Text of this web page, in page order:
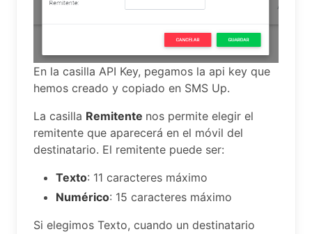
En la casilla API Key, pegamos la api key que
hemos creado y copiado en SMS Up.
La casilla Remitente nos permite elegir el
remitente que aparecerá en el móvil del
destinatario. El remitente puede ser:
Texto: 11 caracteres máximo
Numérico: 15 caracteres máximo
Si elegimos Texto, cuando un destinatario